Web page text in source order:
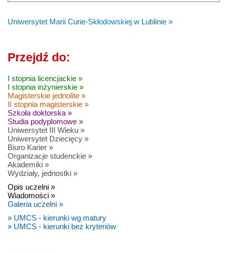
Uniwersytet Marii Curie-Skłodowskiej w Lublinie »
Przejdź do:
I stopnia licencjackie »
I stopnia inżynierskie »
Magisterskie jednolite »
II stopnia magisterskie »
Szkoła doktorska »
Studia podyplomowe »
Uniwersytet III Wieku »
Uniwersytet Dziecięcy »
Biuro Karier »
Organizacje studenckie »
Akademiki »
Wydziały, jednostki »
Opis uczelni »
Wiadomości »
Galeria uczelni »
» UMCS - kierunki wg matury
» UMCS - kierunki bez kryteriów